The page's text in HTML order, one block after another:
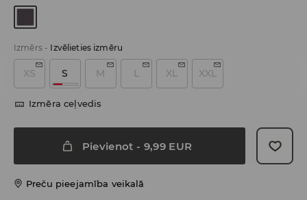
Izmērs- Izvēlieties izmēru
XS S M L XL XXL
Izmēra ceļvedis
Pievienot - 9,99 EUR
Preču pieejamība veikalā